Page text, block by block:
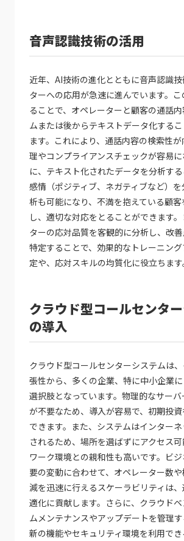
音声認識技術の活用
近年、AI技術の進化とともに音声認識
ターへの応用が急速に進んでいます。
ることで、オペレーターと顧客の通話
ムまたは後からテキストデータ化する
ます。これにより、通話内容の検索性
理やコンプライアンスチェックが容易
に、テキスト化されたデータを分析す
感情（ポジティブ、ネガティブなど）
析も可能になり、不満を抱えている顧
し、適切な対応をとることができます
ターの応対品質を客観的に分析し、改
特定することで、効果的なトレーニン
定や、応対スキルの均質化に役立ちます
クラウド型コールセンタ
の導入
クラウド型コールセンターシステムは
張性から、多くの企業、特に中小企業
選択肢となっています。物理的なサー
が不要なため、導入が容易で、初期投
できます。また、システムはインター
されるため、場所を選ばずにアクセス
ワーク環境との親和性も高いです。ビ
要の変動に合わせて、オペレーター数
減を迅速に行えるスケーラビリティは
適化に貢献します。さらに、クラウド
ムメンテナンスやアップデートを管理
新の機能やセキュリティ環境を利用で